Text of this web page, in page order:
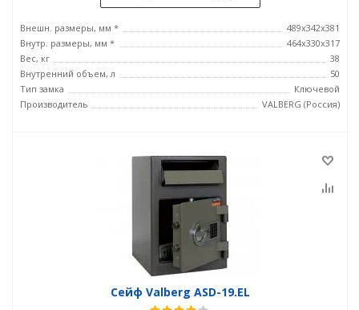
Внешн. размеры, мм *
489x342x381
Внутр. размеры, мм *
464х330х317
Вес, кг
38
Внутренний объем, л
50
Тип замка
Ключевой
Производитель
VALBERG (Россия)
Сейф Valberg ASD-19.EL